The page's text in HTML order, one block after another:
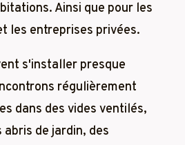
Ainsi que pour les
les entreprises privées.
s'installer presque
régulièrement
dans des vides ventilés,
de jardin, des